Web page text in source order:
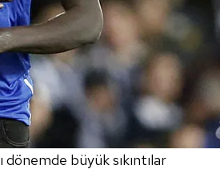
büyük sıkıntılar